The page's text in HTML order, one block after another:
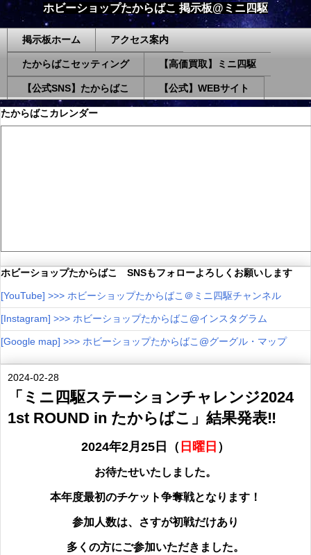
ホビーショップたからばこ 掲示板@ミニ四駆
掲示板ホーム アクセス案内
たからばこセッティング 【高価買取】ミニ四駆
【公式SNS】たからばこ 【公式】WEBサイト
たからばこカレンダー
ホビーショップたからばこ SNSもフォローよろしくお願いします
[YouTube] >>> ホビーショップたからばこ＠ミニ四駆チャンネル
[Instagram] >>> ホビーショップたからばこ@インスタグラム
[Google map] >>> ホビーショップたからばこ@グーグル・マップ
2024-02-28
「ミニ四駆ステーションチャレンジ2024
1st ROUND in たからばこ」結果発表‼
2024年2月25日（ 日曜日 ）
お待たせいたしました。
本年度最初のチケット争奪戦となります！
参加人数は、さすが初戦だけあり
多くの方にご参加いただきました。